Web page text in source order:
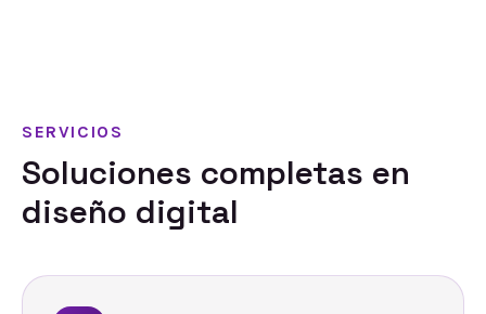
SERVICIOS
Soluciones completas en
diseño digital